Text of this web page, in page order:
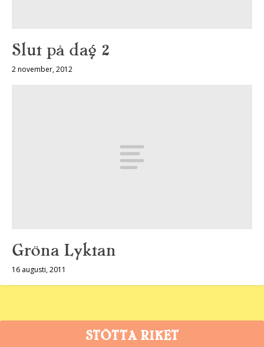
Slut på dag 2
2 november, 2012
Gröna Lyktan
16 augusti, 2011
STÖTTA RIKET